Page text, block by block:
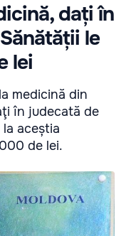
dați în
le
lei
medicină din
în judecată de
aceștia
de lei.